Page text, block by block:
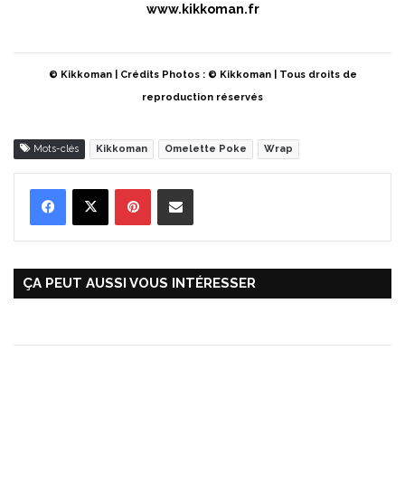
www.kikkoman.fr
© Kikkoman | Crédits Photos : © Kikkoman | Tous droits de
reproduction réservés
Mots-clés Kikkoman Omelette Poke Wrap
ÇA PEUT AUSSI VOUS INTÉRESSER